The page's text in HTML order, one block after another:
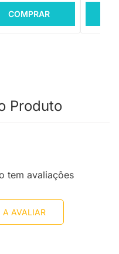
COMPRAR
Produto
tem avaliações
A AVALIAR